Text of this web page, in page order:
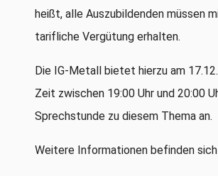
heißt, alle Auszubildenden müssen
tarifliche Vergütung erhalten.
Die IG-Metall bietet hierzu am
Zeit zwischen 19:00 Uhr und 20:00
Sprechstunde zu diesem Thema an.
Weitere Informationen befinden